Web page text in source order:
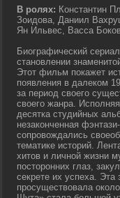
В ролях: Константин
Зоидова, Даниил
Ян Ильвес, Васса
Биографический
становлении
Этот фильм покажет
появления в далеком
за период своего
своего жанра.
десятка студийных
незаконченная
сопровождались
тематике историй.
хитов и личной жизни
посторонних глаз,
секрете их успеха. Эта
просуществовала